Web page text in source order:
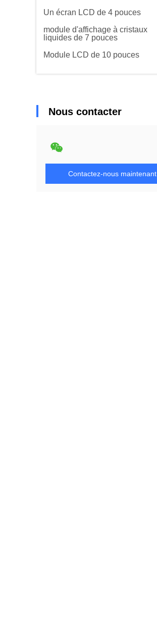
Un écran LCD de 4 pouces
module d'affichage à cristaux
liquides de 7 pouces
Module LCD de 10 pouces
Nous contacter
Contactez-nous maintenant